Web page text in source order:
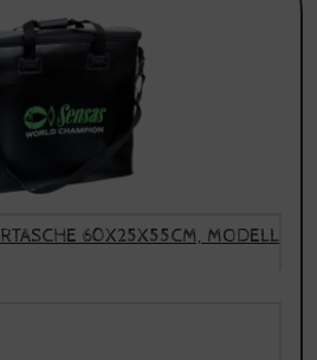
60X25X55CM, MODELL